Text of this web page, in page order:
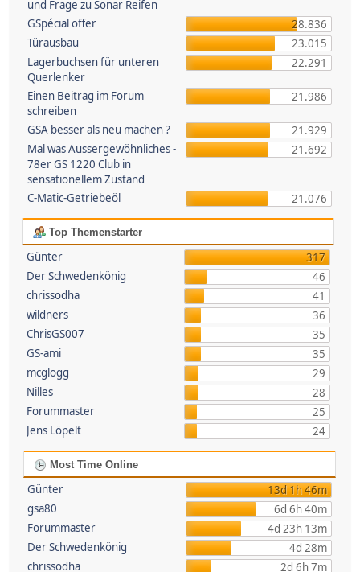
und Frage zu Sonar Reifen
GSpécial offer
28.836
Türausbau
23.015
Lagerbuchsen für unteren
Querlenker
22.291
Einen Beitrag im Forum
schreiben
21.986
GSA besser als neu machen ?
21.929
Mal was Aussergewöhnliches -
78er GS 1220 Club in
sensationellem Zustand
21.692
C-Matic-Getriebeöl 21.076
Top Themenstarter
Günter
317
Der Schwedenkönig
46
chrissodha
41
wildners
36
ChrisGS007
35
GS-ami
35
mcglogg
29
Nilles
28
Forummaster
25
Jens Löpelt
24
Most Time Online
Günter
13d 1h 46m
gsa80
6d 6h 40m
Forummaster
4d 23h 13m
Der Schwedenkönig
4d 28m
chrissodha
2d 6h 7m